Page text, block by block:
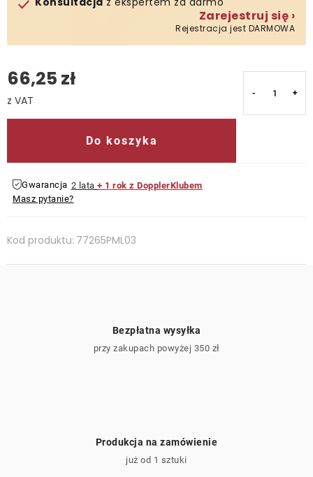
Zarejestruj się ›
Rejestracja jest DARMOWA
66,25 zł
Do koszyka
Gwarancja 2 lata + 1 rok z DopplerKlubem
Masz pytanie?
Kod produktu: 77265PML03
Bezpłatna wysyłka
przy zakupach powyżej 350 zł
Produkcja na zamówienie
już od 1 sztuki